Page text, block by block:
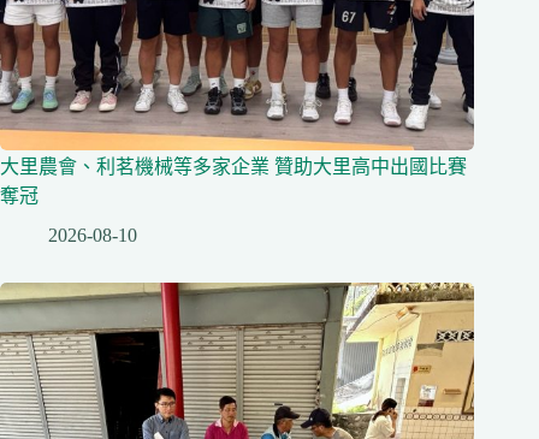
大里農會、利茗機械等多家企業 贊助大里高中出國比賽
奪冠
2026-08-10